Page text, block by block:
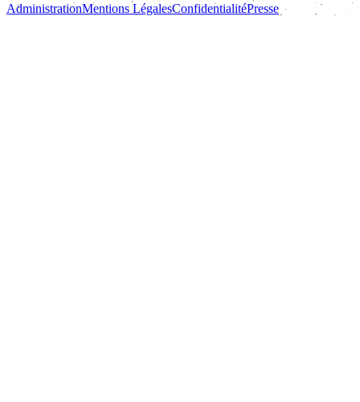
AdministrationMentions LégalesConfidentialitéPresse